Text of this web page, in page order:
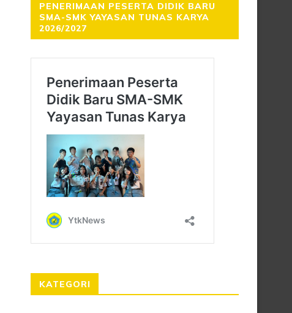
PENERIMAAN PESERTA DIDIK BARU
SMA-SMK YAYASAN TUNAS KARYA
2026/2027
KATEGORI